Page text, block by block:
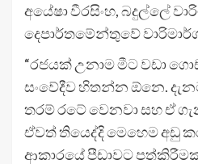
අයේෂා වීරසිංහ, බදුල්ලේ
දෙපාර්තමේන්තුවේ
“රජයක් උනාම මීට වඩා
සංවේදීව හිතන්න ඕනෙ.
තරම් රටේ වෙනවා සහ ඒ
ඒවත් තියෙද්දි මෙහෙම අඩු
ආකාරයේ පීඩාවට